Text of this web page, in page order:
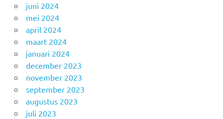
juni 2024
mei 2024
april 2024
maart 2024
januari 2024
december 2023
november 2023
september 2023
augustus 2023
juli 2023